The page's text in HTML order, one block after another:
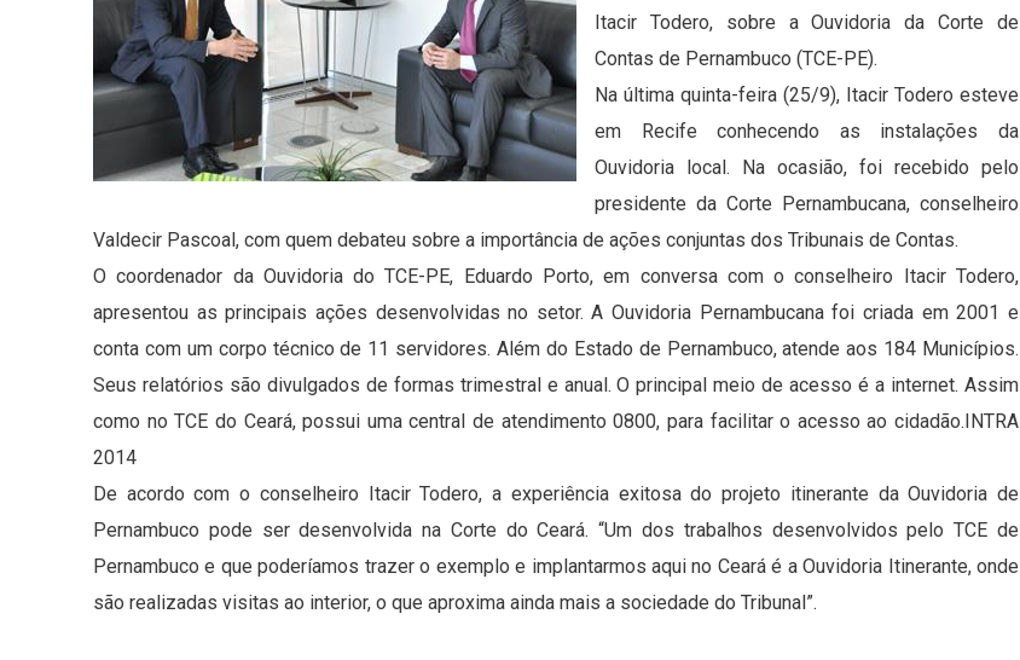
Itacir Todero, sobre a Ouvidoria da Corte de
Contas de Pernambuco (TCE-PE).
Na última quinta-feira (25/9), Itacir Todero esteve
em Recife conhecendo as instalações da
Ouvidoria local. Na ocasião, foi recebido pelo
presidente da Corte Pernambucana, conselheiro
Valdecir Pascoal, com quem debateu sobre a importância de ações conjuntas dos Tribunais de Contas.
O coordenador da Ouvidoria do TCE-PE, Eduardo Porto, em conversa com o conselheiro Itacir Todero,
apresentou as principais ações desenvolvidas no setor. A Ouvidoria Pernambucana foi criada em 2001 e
conta com um corpo técnico de 11 servidores. Além do Estado de Pernambuco, atende aos 184 Municípios.
Seus relatórios são divulgados de formas trimestral e anual. O principal meio de acesso é a internet. Assim
como no TCE do Ceará, possui uma central de atendimento 0800, para facilitar o acesso ao cidadão.INTRA
2014
De acordo com o conselheiro Itacir Todero, a experiência exitosa do projeto itinerante da Ouvidoria de
Pernambuco pode ser desenvolvida na Corte do Ceará. “Um dos trabalhos desenvolvidos pelo TCE de
Pernambuco e que poderíamos trazer o exemplo e implantarmos aqui no Ceará é a Ouvidoria Itinerante, onde
são realizadas visitas ao interior, o que aproxima ainda mais a sociedade do Tribunal”.